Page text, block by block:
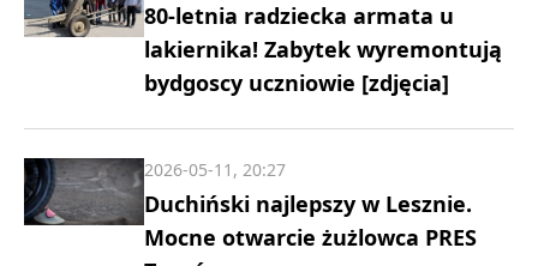
80-letnia radziecka armata u
lakiernika! Zabytek wyremontują
bydgoscy uczniowie [zdjęcia]
Duchiński najlepszy w Lesznie.
Mocne otwarcie żużlowca PRES
2026-05-11, 20:27